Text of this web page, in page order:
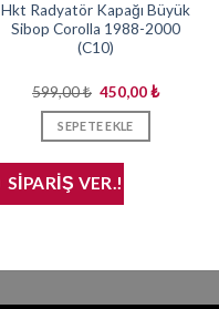
Hkt Radyatör Kapağı Büyük
Sibop Corolla 1988-2000
(C10)
599,00₺ Orijinal
fiyat:
599,00 ₺.
450,00₺Şu
SEPETE EKLE
SIPARIŞ VER.!